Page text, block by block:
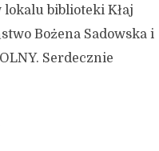
lokalu biblioteki Kłaj
Bożena Sadowska i
Serdecznie